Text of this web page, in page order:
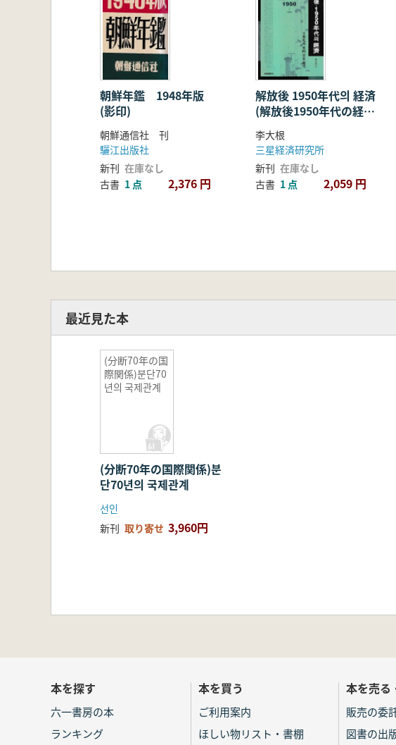
朝鮮年鑑 1948年版
(影印)
朝鮮通信社 刊
驪江出版社
新刊 在庫なし
古書 1 点 2,376 円
解放後 1950年代의 経済
(解放後1950年代の経
済) 工業化の史的背景
研究
李大根
三星経済研究所
新刊 在庫なし
古書 1 点 2,059 円
最近見た本
(分断70年の国
際関係)분단70
년의 국제관계
(分断70年の国際関係)분
단70년의 국제관계
선인
新刊 取り寄せ 3,960円
本を探す
六一書房の本
ランキング
本を買う
ご利用案内
ほしい物リスト・書棚
本を売る
販売の委
図書の出